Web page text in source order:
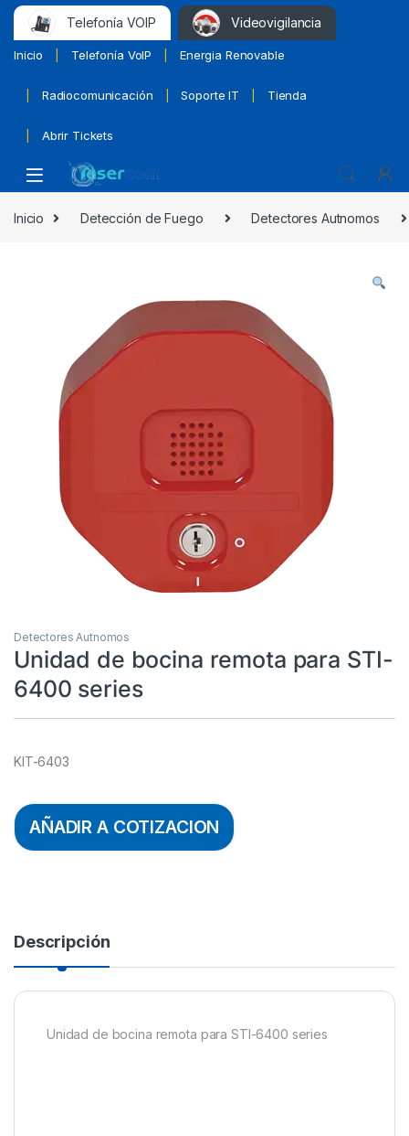
Telefonía VOIP Videovigilancia
Inicio Telefonía VoIP Energia Renovable
Radiocomunicación Soporte IT Tienda
Abrir Tickets
Inicio Detección de Fuego Detectores Autnomos
Detectores Autnomos
Unidad de bocina remota para STI-
6400 series
KIT-6403
AÑADIR A COTIZACION
Descripción
Unidad de bocina remota para STI-6400 series